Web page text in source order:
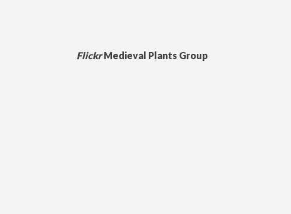
FlickrMedieval Plants Group